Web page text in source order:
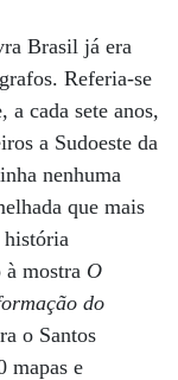
Brasil já era
Referia-se
cada sete anos,
a Sudoeste da
nenhuma
que mais
história
mostra O
do
o Santos
mapas e